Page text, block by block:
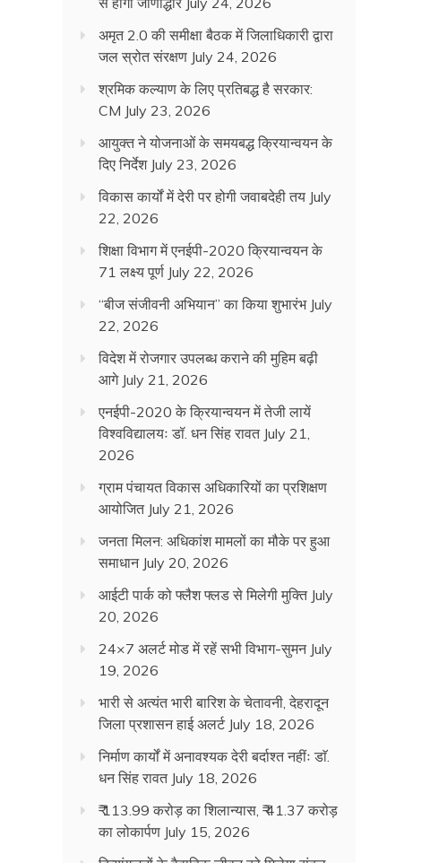
अमृत 2.0 की समीक्षा बैठक में जिलाधिकारी द्वारा
जल स्रोत संरक्षण July 24, 2026
श्रमिक कल्याण के लिए प्रतिबद्ध है सरकार:
CM July 23, 2026
आयुक्त ने योजनाओं के समयबद्ध क्रियान्वयन के
दिए निर्देश July 23, 2026
विकास कार्यों में देरी पर होगी जवाबदेही तय July
22, 2026
शिक्षा विभाग में एनईपी-2020 क्रियान्वयन के
71 लक्ष्य पूर्ण July 22, 2026
“बीज संजीवनी अभियान” का किया शुभारंभ July
22, 2026
विदेश में रोजगार उपलब्ध कराने की मुहिम बढ़ी
आगे July 21, 2026
एनईपी-2020 के क्रियान्वयन में तेजी लायें
विश्वविद्यालयः डॉ. धन सिंह रावत July 21,
2026
ग्राम पंचायत विकास अधिकारियों का प्रशिक्षण
आयोजित July 21, 2026
जनता मिलन: अधिकांश मामलों का मौके पर हुआ
समाधान July 20, 2026
आईटी पार्क को फ्लैश फ्लड से मिलेगी मुक्ति July
20, 2026
24×7 अलर्ट मोड में रहें सभी विभाग-सुमन July
19, 2026
भारी से अत्यंत भारी बारिश के चेतावनी, देहरादून
जिला प्रशासन हाई अलर्ट July 18, 2026
निर्माण कार्यों में अनावश्यक देरी बर्दाश्त नहींः डाॅ.
धन सिंह रावत July 18, 2026
₹ 113.99 करोड़ का शिलान्यास, ₹ 41.37 करोड़
का लोकार्पण July 15, 2026